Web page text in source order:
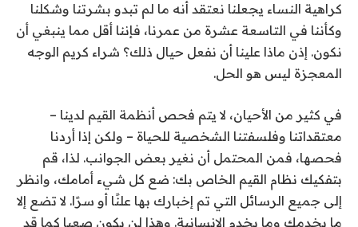
كراهية النساء يجعلنا نعتقد أنه ما لم تبدو بشرتنا وشكلنا
وكأننا في التاسعة عشرة من عمرنا، فإننا أقل مما ينبغي أن
نكون. إذن ماذا علينا أن نفعل حيال ذلك؟ شراء كريم الوجه
المعجزة ليس هو الحل.
في كثير من الأحيان، لا يتم فحص أنظمة القيم لدينا –
معتقداتنا وفلسفتنا الشخصية للحياة – ولكن إذا أردنا
فحصها، فمن المحتمل أن نغير بعض الجوانب. لذا، قم
بتفكيك نظام القيم الخاص بك: ضع كل شيء أمامك، وانظر
إلى جميع الرسائل التي تم إخبارك بها علنًا أو سرًا. لا تضع إلا
ما يخدمك وما يخدم الإنسانية. وهذا لن يكون صعبا كما قد